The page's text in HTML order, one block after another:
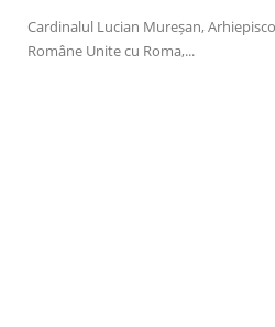
Cardinalul Lucian Mureșan,
Române Unite cu Roma,...